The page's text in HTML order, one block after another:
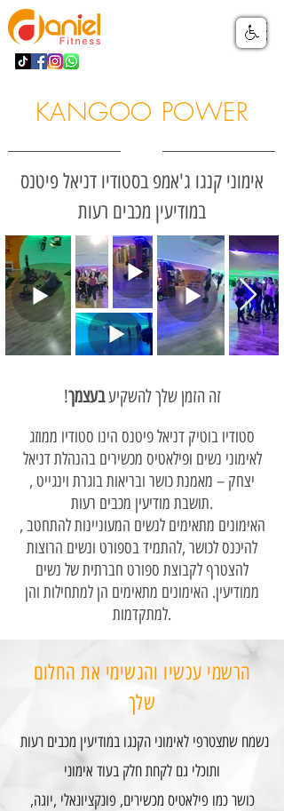
KANGOO POWER
אימוני קנגו ג'אמפ בסטודיו דניאל פיטנס
במודיעין מכבים רעות
!זה הזמן שלך להשקיעבעצמך
סטודיו בוטיק דניאל פיטנס הינו סטודיו ממוזג
לאימוני נשים ופילאטיס מכשירים בהנהלת דניאל
יצחק – מאמנת כושר ובריאות בוגרת וינגייט ,
תושבת מודיעין מכבים רעות.
האימונים מתאימים לנשים המעוניינות להתחטב ,
להיכנס לכושר ,להתמיד בספורט ונשים הרוצות
להצטרף לקבוצת ספורט חברתית של נשים
ממודיעין. האימונים מתאימים הן למתחילות והן
למתקדמות.
הרשמי עכשיו והגשימי את החלום
שלך
ותוכלי גם לקחת חלק בעוד אימוני
כושר כמו פילאטיס מכשירים, פונקציונאלי ,יוגה,